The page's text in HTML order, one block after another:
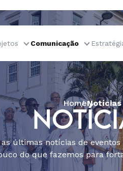
Comunicação
HomeNotícias
últimas notícias de eventos
do que fazemos para